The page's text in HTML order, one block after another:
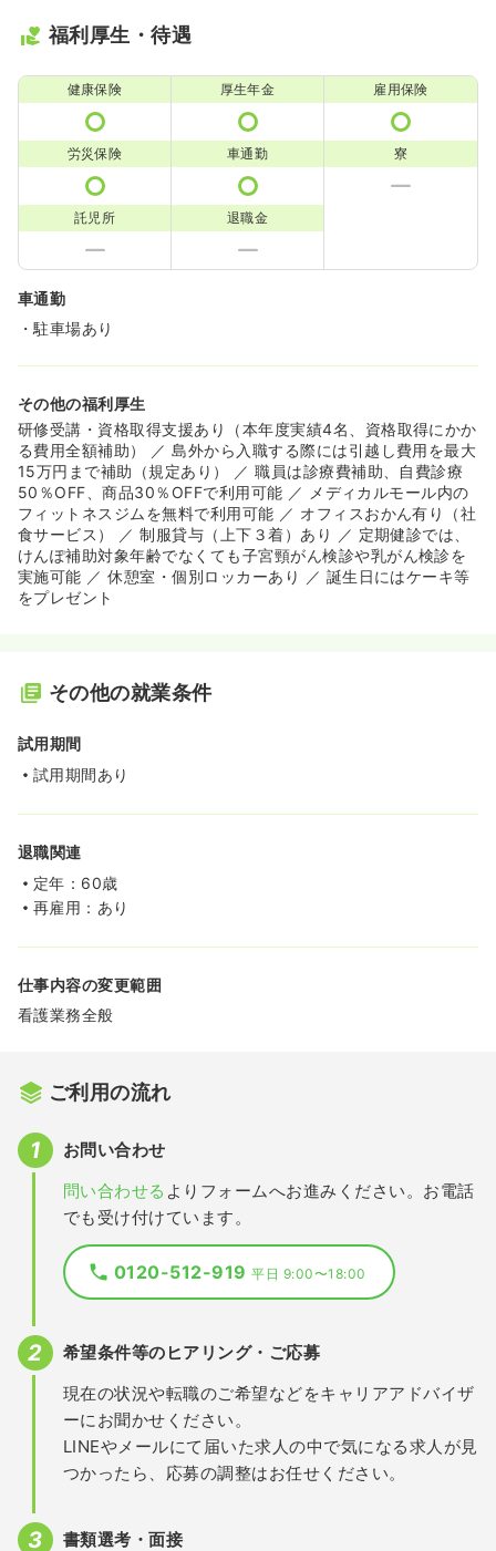
福利厚生・待遇
健康保険 厚生年金 雇用保険
労災保険 車通勤 寮
託児所 退職金
車通勤
・駐車場あり
その他の福利厚生
研修受講・資格取得支援あり（本年度実績4名、資格取得にかか
る費用全額補助） ／ 島外から入職する際には引越し費用を最大
15万円まで補助（規定あり） ／ 職員は診療費補助、自費診療
50％OFF、商品30％OFFで利用可能 ／ メディカルモール内の
フィットネスジムを無料で利用可能 ／ オフィスおかん有り（社
食サービス） ／ 制服貸与（上下３着）あり ／ 定期健診では、
けんぽ補助対象年齢でなくても子宮頸がん検診や乳がん検診を
実施可能 ／ 休憩室・個別ロッカーあり ／ 誕生日にはケーキ等
をプレゼント
その他の就業条件
試用期間
試用期間あり
退職関連
定年：60歳
再雇用：あり
仕事内容の変更範囲
看護業務全般
ご利用の流れ
お問い合わせ
問い合わせる よりフォームへお進みください。お電話
でも受け付けています。
0120-512-919平日 9:00〜18:00
希望条件等のヒアリング・ご応募
現在の状況や転職のご希望などをキャリアアドバイザ
ーにお聞かせください。
LINEやメールにて届いた求人の中で気になる求人が見
つかったら、応募の調整はお任せください。
書類選考・面接